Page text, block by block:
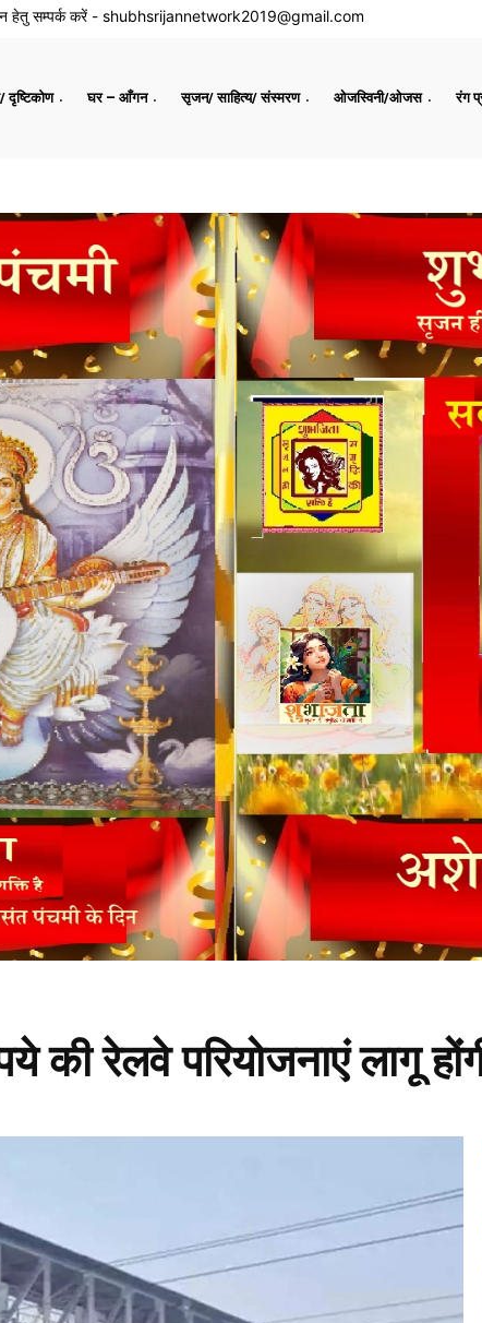
हेतु सम्पर्क करें - shubhsrijannetwork2019@gmail.com
दृष्टिकोण घर – आँगन सृजन/ साहित्य/ संस्मरण ओजस्विनी/ओजस रंग
रेलवे परियोजनाएं लागू